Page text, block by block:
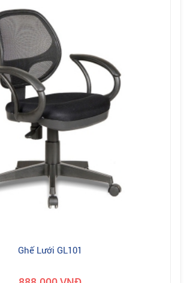
Ghế Lưới GL101